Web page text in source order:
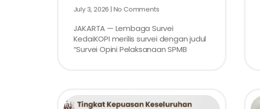
July 3, 2026 No Comments
JAKARTA — Lembaga Survei
KedaiKOPI merilis survei dengan judul
“Survei Opini Pelaksanaan SPMB